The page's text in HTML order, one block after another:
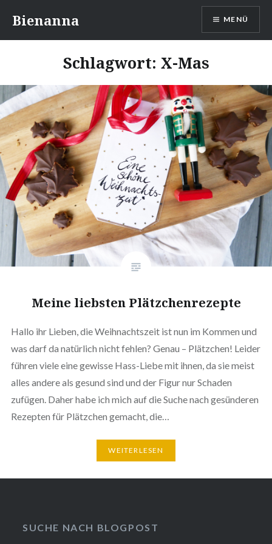
zum
Inhalt
Bienanna MENÜ
Schlagwort: X-Mas
Meine liebsten Plätzchenrezepte
Hallo ihr Lieben, die Weihnachtszeit ist nun im Kommen und
was darf da natürlich nicht fehlen? Genau – Plätzchen! Leider
führen viele eine gewisse Hass-Liebe mit ihnen, da sie meist
alles andere als gesund sind und der Figur nur Schaden
zufügen. Daher habe ich mich auf die Suche nach gesünderen
Rezepten für Plätzchen gemacht, die…
WEITERLESEN
SUCHE NACH BLOGPOST